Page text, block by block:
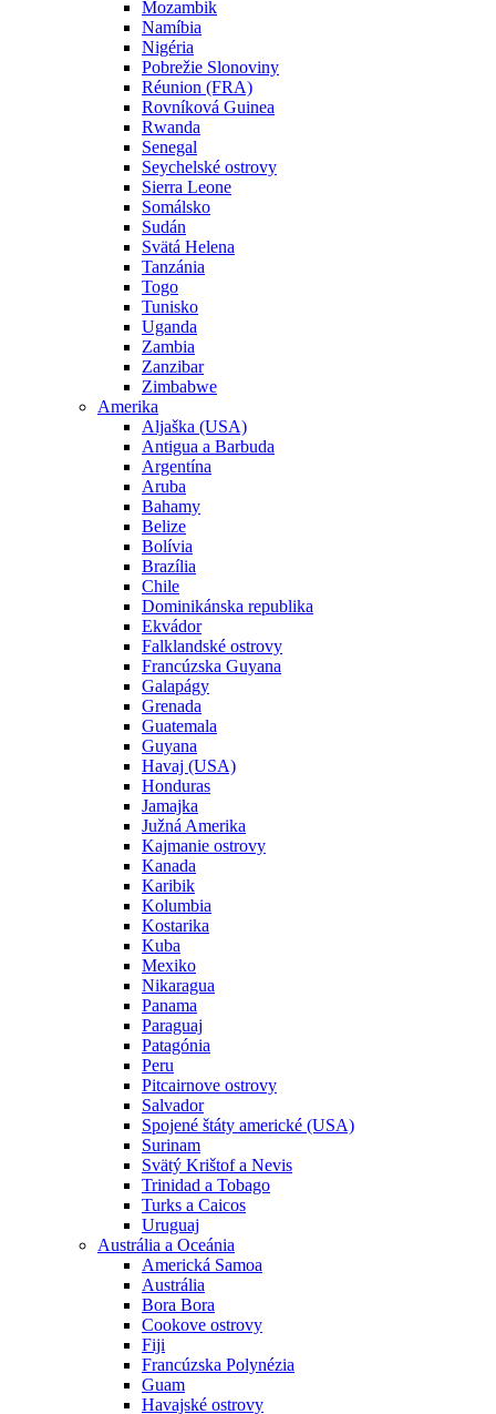
Mozambik
Namíbia
Nigéria
Pobrežie Slonoviny
Réunion (FRA)
Rovníková Guinea
Rwanda
Senegal
Seychelské ostrovy
Sierra Leone
Somálsko
Sudán
Svätá Helena
Tanzánia
Togo
Tunisko
Uganda
Zambia
Zanzibar
Zimbabwe
Amerika
Aljaška (USA)
Antigua a Barbuda
Argentína
Aruba
Bahamy
Belize
Bolívia
Brazília
Chile
Dominikánska republika
Ekvádor
Falklandské ostrovy
Francúzska Guyana
Galapágy
Grenada
Guatemala
Guyana
Havaj (USA)
Honduras
Jamajka
Južná Amerika
Kajmanie ostrovy
Kanada
Karibik
Kolumbia
Kostarika
Kuba
Mexiko
Nikaragua
Panama
Paraguaj
Patagónia
Peru
Pitcairnove ostrovy
Salvador
Spojené štáty americké (USA)
Surinam
Svätý Krištof a Nevis
Trinidad a Tobago
Turks a Caicos
Uruguaj
Austrália a Oceánia
Americká Samoa
Austrália
Bora Bora
Cookove ostrovy
Fiji
Francúzska Polynézia
Guam
Havajské ostrovy